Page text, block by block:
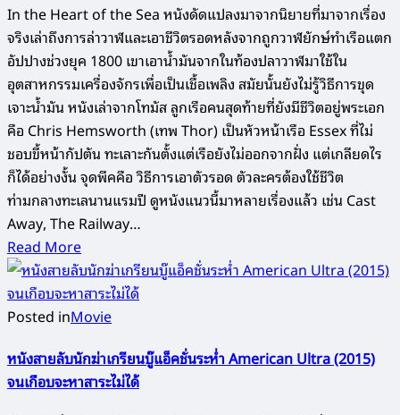
In the Heart of the Sea หนังดัดแปลงมาจากนิยายที่มาจากเรื่อง
จริงเล่าถึงการล่าวาฬและเอาชีวิตรอดหลังจากถูกวาฬยักษ์ทำเรือแตก
อัปปางช่วงยุค 1800 เขาเอาน้ำมันจากในท้องปลาวาฬมาใช้ใน
อุตสาหกรรมเครื่องจักรเพื่อเป็นเชื้อเพลิง สมัยนั้นยังไม่รู้วิธีการขุด
เจาะน้ำมัน หนังเล่าจากโทมัส ลูกเรือคนสุดท้ายที่ยังมีชีวิตอยู่พระเอก
คือ Chris Hemsworth (เทพ Thor) เป็นหัวหน้าเรือ Essex ที่ไม่
ชอบขี้หน้ากัปตัน ทะเลาะกันตั้งแต่เรือยังไม่ออกจากฝั่ง แต่เกลียดไร
ก็ได้อย่างงั้น จุดพีคคือ วิธีการเอาตัวรอด ตัวละครต้องใช้ชีวิต
ท่ามกลางทะเลนานแรมปี ดูหนังแนวนี้มาหลายเรื่องแล้ว เช่น Cast
Away, The Railway…
Read More
Posted inMovie
หนังสายลับนักฆ่าเกรียนบู๊แอ็คชั่นระห่ำ American Ultra (2015)
จนเกือบจะหาสาระไม่ได้